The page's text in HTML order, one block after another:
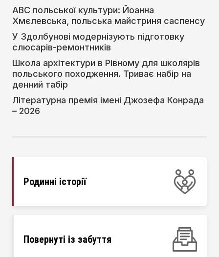
АВС польської культури: Йоанна
Хмєлевська, польська майстриня саспенсу
У Здолбунові модернізують підготовку
слюсарів-ремонтників
Школа архітектури в Рівному для школярів
польського походження. Триває набір на
денний табір
Літературна премія імені Джозефа Конрада
– 2026
Родинні історії
Повернуті із забуття